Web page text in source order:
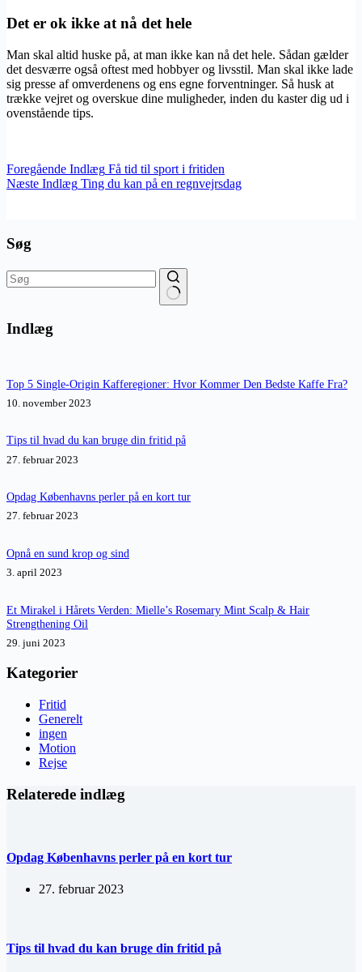
Det er ok ikke at nå det hele
Man skal altid huske på, at man ikke kan nå det hele. Sådan gælder
det desværre også oftest med hobbyer og livsstil. Man skal ikke lade
sig presse af omverdenens og ens egne forventninger. Så husk at
trække vejret og overskue dine muligheder, inden du kaster dig ud i
ovenstående tips.
Foregående Indlæg Få tid til sport i fritiden
Næste Indlæg Ting du kan på en regnvejrsdag
Søg
resultater
Indlæg
Top 5 Single-Origin Kafferegioner: Hvor Kommer Den Bedste Kaffe Fra?
10. november 2023
Tips til hvad du kan bruge din fritid på
27. februar 2023
Opdag Københavns perler på en kort tur
27. februar 2023
Opnå en sund krop og sind
3. april 2023
Et Mirakel i Hårets Verden: Mielle’s Rosemary Mint Scalp & Hair
Strengthening Oil
29. juni 2023
Kategorier
Fritid
Generelt
ingen
Motion
Rejse
Relaterede indlæg
Opdag Københavns perler på en kort tur
27. februar 2023
Tips til hvad du kan bruge din fritid på